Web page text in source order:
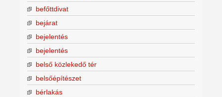
befőttdivat
bejárat
bejelentés
bejelentés
belső közlekedő tér
belsőépítészet
bérlakás